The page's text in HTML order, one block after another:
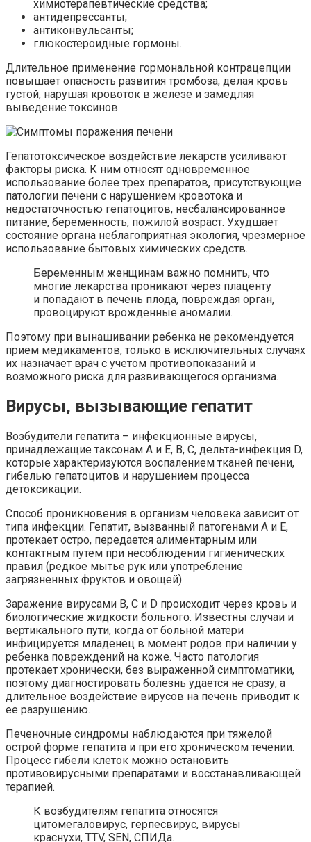
химиотерапевтические средства;
антидепрессанты;
антиконвульсанты;
глюкостероидные гормоны.
Длительное применение гормональной контрацепции
повышает опасность развития тромбоза, делая кровь
густой, нарушая кровоток в железе и замедляя
выведение токсинов.
Гепатотоксическое воздействие лекарств усиливают
факторы риска. К ним относят одновременное
использование более трех препаратов, присутствующие
патологии печени с нарушением кровотока и
недостаточностью гепатоцитов, несбалансированное
питание, беременность, пожилой возраст. Ухудшает
состояние органа неблагоприятная экология, чрезмерное
использование бытовых химических средств.
Беременным женщинам важно помнить, что
многие лекарства проникают через плаценту
и попадают в печень плода, повреждая орган,
провоцируют врожденные аномалии.
Поэтому при вынашивании ребенка не рекомендуется
прием медикаментов, только в исключительных случаях
их назначает врач с учетом противопоказаний и
возможного риска для развивающегося организма.
Вирусы, вызывающие гепатит
Возбудители гепатита – инфекционные вирусы,
принадлежащие таксонам A и E, B, C, дельта-инфекция D,
которые характеризуются воспалением тканей печени,
гибелью гепатоцитов и нарушением процесса
детоксикации.
Способ проникновения в организм человека зависит от
типа инфекции. Гепатит, вызванный патогенами A и Е,
протекает остро, передается алиментарным или
контактным путем при несоблюдении гигиенических
правил (редкое мытье рук или употребление
загрязненных фруктов и овощей).
Заражение вирусами B, C и D происходит через кровь и
биологические жидкости больного. Известны случаи и
вертикального пути, когда от больной матери
инфицируется младенец в момент родов при наличии у
ребенка повреждений на коже. Часто патология
протекает хронически, без выраженной симптоматики,
поэтому диагностировать болезнь удается не сразу, а
длительное воздействие вирусов на печень приводит к
ее разрушению.
Печеночные синдромы наблюдаются при тяжелой
острой форме гепатита и при его хроническом течении.
Процесс гибели клеток можно остановить
противовирусными препаратами и восстанавливающей
терапией.
К возбудителям гепатита относятся
цитомегаловирус, герпесвирус, вирусы
краснухи, TTV, SEN, СПИДа.